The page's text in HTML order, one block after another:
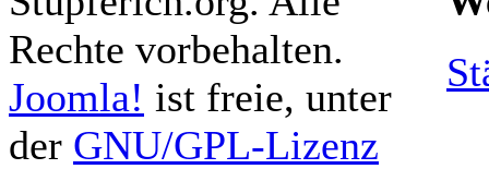
Rechte vorbehalten.
Joomla! ist freie, unter
der GNU/GPL-Lizenz